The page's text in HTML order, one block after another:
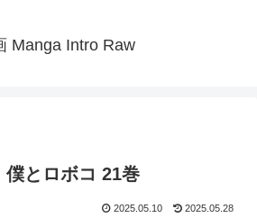
Manga Intro Raw
とロボコ 21巻
2025.05.10 2025.05.28